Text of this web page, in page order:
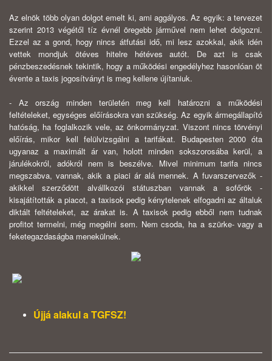
Az elnök több olyan dolgot emelt ki, ami aggályos. Az egyik: a tervezet
szerint 2013 végétől tíz évnél öregebb járművel nem lehet dolgozni.
Ezzel az a gond, hogy nincs átfutási idő, mi lesz azokkal, akik idén
vettek mondjuk ötéves hitelre hétéves autót. De azt is csak
pénzbeszedésnek tekintik, hogy a működési engedélyhez hasonlóan öt
évente a taxis jogosítványt is meg kellene újítaniuk.
- Az ország minden területén meg kell határozni a működési
feltételeket, egységes előírásokra van szükség. Az egyik ármegállapító
hatóság, ha foglalkozik vele, az önkormányzat. Viszont nincs törvényi
előírás, mikor kell felülvizsgálni a tarifákat. Budapesten 2000 óta
ugyanaz a maximált ár van, holott minden sokszorosába kerül, a
járulékokról, adókról nem is beszélve. Mivel minimum tarifa nincs
megszabva, vannak, akik a piaci ár alá mennek. A fuvarszervezők -
akikkel szerződött alvállkozói státuszban vannak a sofőrök -
kisajátították a piacot, a taxisok pedig kénytelenek elfogadni az általuk
diktált feltételeket, az árakat is. A taxisok pedig ebből nem tudnak
profitot termelni, még megélni sem. Nem csoda, ha a szürke- vagy a
feketegazdaságba menekülnek.
Újjá alakul a TGFSZ!